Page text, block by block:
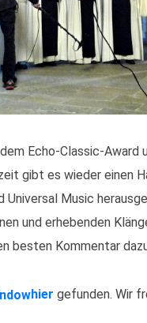
Echo-Classic-Award
gibt es wieder einen
Universal Music
und erhebenden
besten Kommentar
hier gefunden. Wir